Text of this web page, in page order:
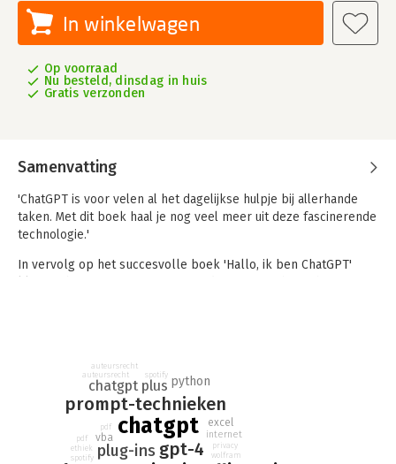
In winkelwagen
Op voorraad
Nu besteld, dinsdag in huis
Gratis verzonden
Samenvatting
'ChatGPT is voor velen al het dagelijkse hulpje bij allerhande
taken. Met dit boek haal je nog veel meer uit deze fascinerende
technologie.'
In vervolg op het succesvolle boek 'Hallo, ik ben ChatGPT'
ChatGPT. De auteurs behandelen onder andere functionaliteit
van de (betaalde) Plus-versie, waaronder de mogelijkheden
van de live internettoegang en het toepassen van talloze plug-
ins waarmee de mogelijkheden van ChatGPT enorm worden
uitgebreid.
chatgpt
gpt-4
prompt-technieken
plug-ins
chatgpt plus python
vba
excel
internet
privacy
spotify
wolfram
pdf
auteursrecht
spotify
ethiek
pdf
auteursrecht